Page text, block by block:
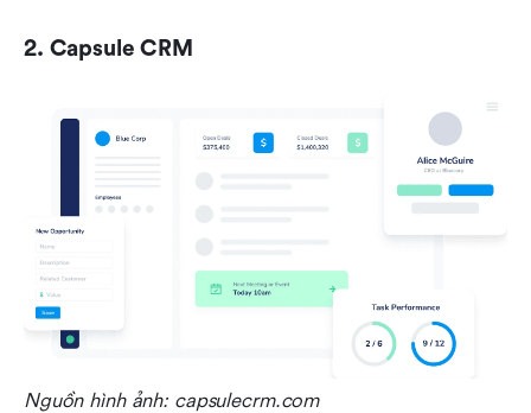
2. Capsule CRM
Nguồn hình ảnh: capsulecrm.com